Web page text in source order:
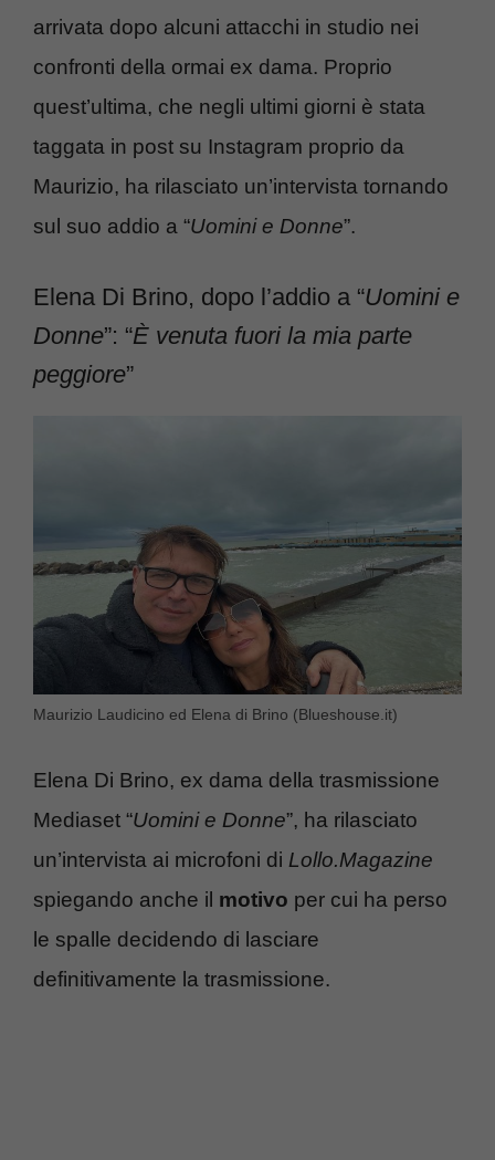
arrivata dopo alcuni attacchi in studio nei
confronti della ormai ex dama. Proprio
quest’ultima, che negli ultimi giorni è stata
taggata in post su Instagram proprio da
Maurizio, ha rilasciato un’intervista tornando
sul suo addio a “Uomini e Donne”.
Elena Di Brino, dopo l’addio a “Uomini e
Donne”: “È venuta fuori la mia parte
peggiore”
Maurizio Laudicino ed Elena di Brino (Blueshouse.it)
Elena Di Brino, ex dama della trasmissione
Mediaset “Uomini e Donne”, ha rilasciato
un’intervista ai microfoni di Lollo.Magazine
spiegando anche il motivo per cui ha perso
le spalle decidendo di lasciare
definitivamente la trasmissione.